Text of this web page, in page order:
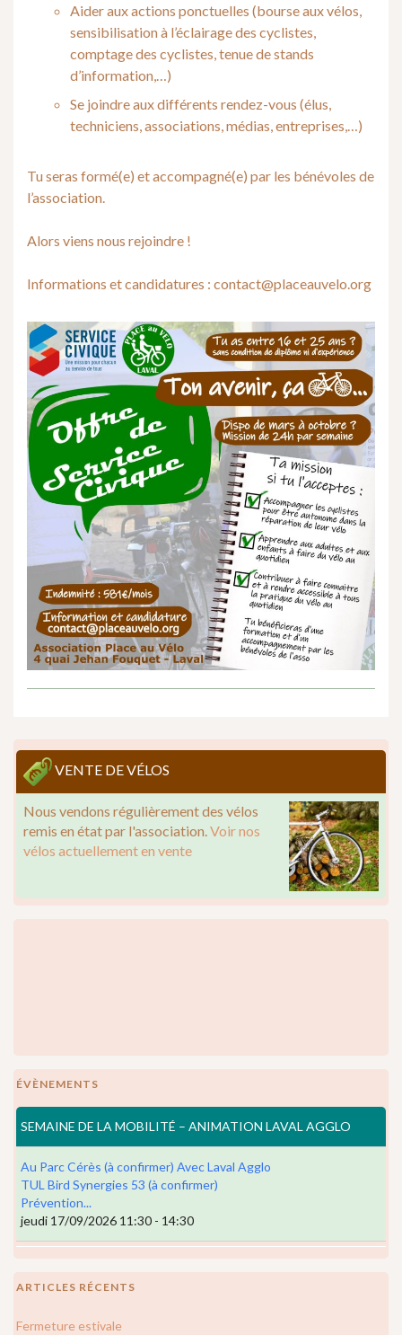
Aider aux actions ponctuelles (bourse aux vélos,
sensibilisation à l’éclairage des cyclistes,
comptage des cyclistes, tenue de stands
d’information,…)
Se joindre aux différents rendez-vous (élus,
techniciens, associations, médias, entreprises,…)
Tu seras formé(e) et accompagné(e) par les bénévoles de
l’association.
Alors viens nous rejoindre !
Informations et candidatures : contact@placeauvelo.org
VENTE DE VÉLOS
Nous vendons régulièrement des vélos
remis en état par l'association. Voir nos
vélos actuellement en vente
ÉVÈNEMENTS
SEMAINE DE LA MOBILITÉ – ANIMATION LAVAL AGGLO
Au Parc Cérès (à confirmer) Avec Laval Agglo
TUL Bird Synergies 53 (à confirmer)
Prévention...
jeudi 17/09/2026 11:30 - 14:30
ARTICLES RÉCENTS
Fermeture estivale